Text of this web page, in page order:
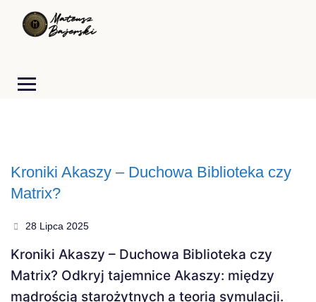
Kroniki Akaszy – Duchowa Biblioteka czy
Matrix?
28 Lipca 2025
Kroniki Akaszy – Duchowa Biblioteka czy
Matrix? Odkryj tajemnice Akaszy: między
mądrością starożytnych a teorią symulacji.